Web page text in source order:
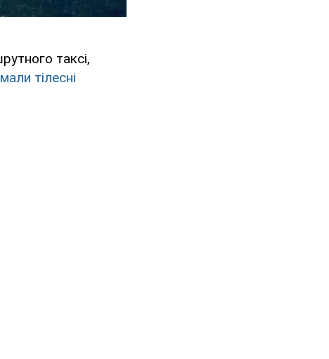
таксі,
тілесні